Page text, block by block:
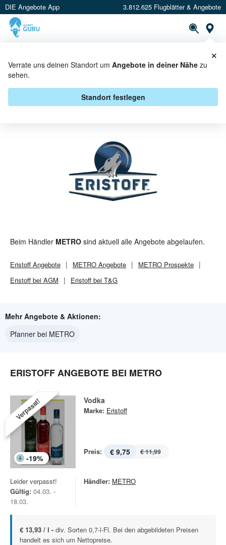
DIE Angebote App 3.812.625 Flugblätter & Angebote
Verrate uns deinen Standort um Angebote in deiner Nähe zu
sehen.
Standort festlegen
×
ERISTOFF BEI METRO -
ANGEBOTE & AKTIONEN
Beim Händler METRO sind aktuell alle Angebote abgelaufen.
Eristoff Angebote METRO Angebote METRO Prospekte
Eristoff bei AGM
Eristoff bei T&G
Mehr Angebote & Aktionen:
Pfanner bei METRO
ERISTOFF ANGEBOTE BEI METRO
Verpasst!
-19%
Vodka
Marke: Eristoff
Preis: € 9,75 € 11,99
Leider verpasst!
Gültig: 04.03. -
18.03.
Händler: METRO
€ 13,93 / l - div. Sorten 0,7-l-Fl. Bei den abgebildeten Preisen
handelt es sich um Nettopreise.